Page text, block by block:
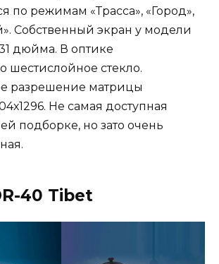
по режимам «Трасса», «Город»,
Собственный экран у модели
дюйма. В оптике
шестислойное стекло.
разрешение матрицы
Не самая доступная
подборке, но зато очень
40 Tibet